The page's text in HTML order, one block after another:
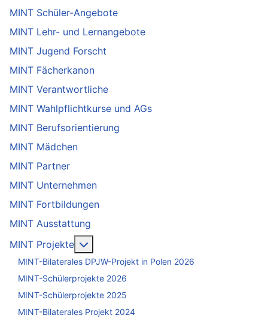
MINT Schüler-Angebote
MINT Lehr- und Lernangebote
MINT Jugend Forscht
MINT Fächerkanon
MINT Verantwortliche
MINT Wahlpflichtkurse und AGs
MINT Berufsorientierung
MINT Mädchen
MINT Partner
MINT Unternehmen
MINT Fortbildungen
MINT Ausstattung
MINT Projekte
MINT-Bilaterales DPJW-Projekt in Polen 2026
MINT-Schülerprojekte 2026
MINT-Schülerprojekte 2025
MINT-Bilaterales Projekt 2024